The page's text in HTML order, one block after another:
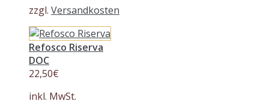
zzgl. Versandkosten
Refosco Riserva
DOC
22,50€
inkl. MwSt.